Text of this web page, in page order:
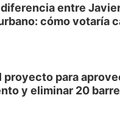
entre
cómo votaría
proyecto para
y eliminar 20